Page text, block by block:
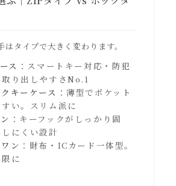
はタイプで大きく変わります。
ス ：スマートキー対応・防犯
り出しやすさNo.1
キーケース ：薄型でポケット
い。スリム派に
：キーフックがしっかり固
にくい設計
ン ：財布・ICカード一体型。
に